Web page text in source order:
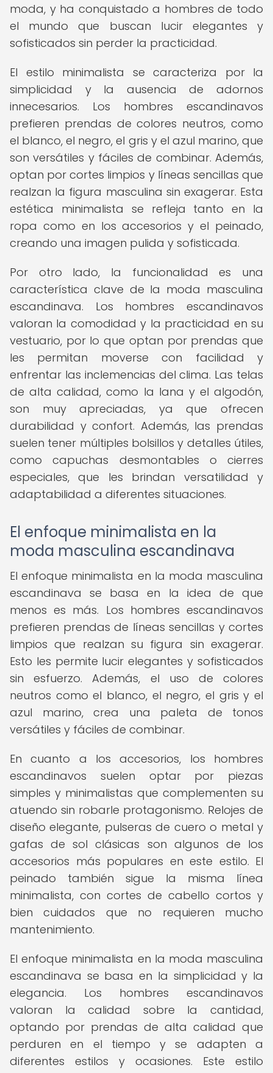
moda, y ha conquistado a hombres de todo
el mundo que buscan lucir elegantes y
sofisticados sin perder la practicidad.
El estilo minimalista se caracteriza por la
simplicidad y la ausencia de adornos
innecesarios. Los hombres escandinavos
prefieren prendas de colores neutros, como
el blanco, el negro, el gris y el azul marino, que
son versátiles y fáciles de combinar. Además,
optan por cortes limpios y líneas sencillas que
realzan la figura masculina sin exagerar. Esta
estética minimalista se refleja tanto en la
ropa como en los accesorios y el peinado,
creando una imagen pulida y sofisticada.
Por otro lado, la funcionalidad es una
característica clave de la moda masculina
escandinava. Los hombres escandinavos
valoran la comodidad y la practicidad en su
vestuario, por lo que optan por prendas que
les permitan moverse con facilidad y
enfrentar las inclemencias del clima. Las telas
de alta calidad, como la lana y el algodón,
son muy apreciadas, ya que ofrecen
durabilidad y confort. Además, las prendas
suelen tener múltiples bolsillos y detalles útiles,
como capuchas desmontables o cierres
especiales, que les brindan versatilidad y
adaptabilidad a diferentes situaciones.
El enfoque minimalista en la
moda masculina escandinava
El enfoque minimalista en la moda masculina
escandinava se basa en la idea de que
menos es más. Los hombres escandinavos
prefieren prendas de líneas sencillas y cortes
limpios que realzan su figura sin exagerar.
Esto les permite lucir elegantes y sofisticados
sin esfuerzo. Además, el uso de colores
neutros como el blanco, el negro, el gris y el
azul marino, crea una paleta de tonos
versátiles y fáciles de combinar.
En cuanto a los accesorios, los hombres
escandinavos suelen optar por piezas
simples y minimalistas que complementen su
atuendo sin robarle protagonismo. Relojes de
diseño elegante, pulseras de cuero o metal y
gafas de sol clásicas son algunos de los
accesorios más populares en este estilo. El
peinado también sigue la misma línea
minimalista, con cortes de cabello cortos y
bien cuidados que no requieren mucho
mantenimiento.
El enfoque minimalista en la moda masculina
escandinava se basa en la simplicidad y la
elegancia. Los hombres escandinavos
valoran la calidad sobre la cantidad,
optando por prendas de alta calidad que
perduren en el tiempo y se adapten a
diferentes estilos y ocasiones. Este estilo